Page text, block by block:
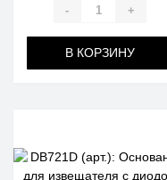
- +
В КОРЗИНУ